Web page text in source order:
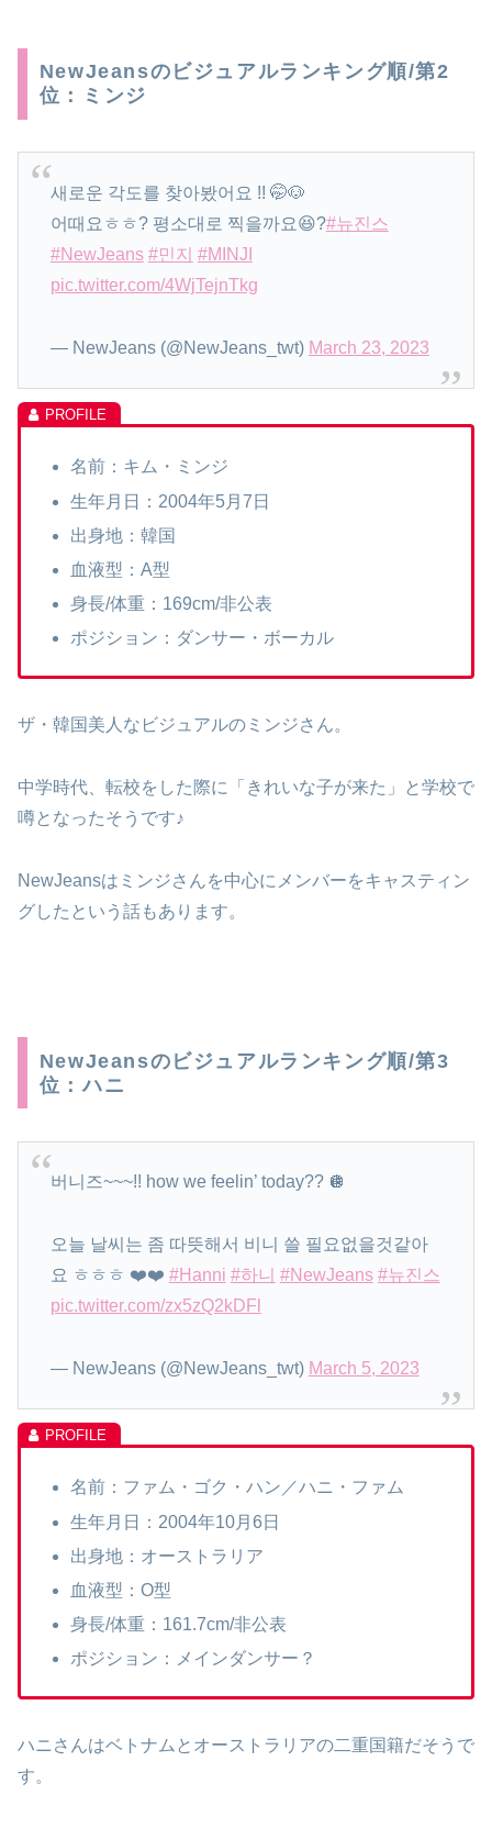
NewJeansのビジュアルランキング順/第2
位：ミンジ
새로운 각도를 찾아봤어요 !! 🤭🐶
어때요ㅎㅎ? 평소대로 찍을까요😆?#뉴진스
#NewJeans #민지 #MINJI
pic.twitter.com/4WjTejnTkg
— NewJeans (@NewJeans_twt) March 23, 2023
名前：キム・ミンジ
生年月日：2004年5月7日
出身地：韓国
血液型：A型
身長/体重：169cm/非公表
ポジション：ダンサー・ボーカル
ザ・韓国美人なビジュアルのミンジさん。
中学時代、転校をした際に「きれいな子が来た」と学校で
噂となったそうです♪
NewJeansはミンジさんを中心にメンバーをキャスティン
グしたという話もあります。
NewJeansのビジュアルランキング順/第3
位：ハニ
버니즈~~~!! how we feelin’ today?? 🪩
오늘 날씨는 좀 따뜻해서 비니 쓸 필요없을것같아
요 ㅎㅎㅎ ❤️❤️ #Hanni #하니 #NewJeans #뉴진스
pic.twitter.com/zx5zQ2kDFl
— NewJeans (@NewJeans_twt) March 5, 2023
名前：ファム・ゴク・ハン／ハニ・ファム
生年月日：2004年10月6日
出身地：オーストラリア
血液型：O型
身長/体重：161.7cm/非公表
ポジション：メインダンサー？
ハニさんはベトナムとオーストラリアの二重国籍だそうで
す。